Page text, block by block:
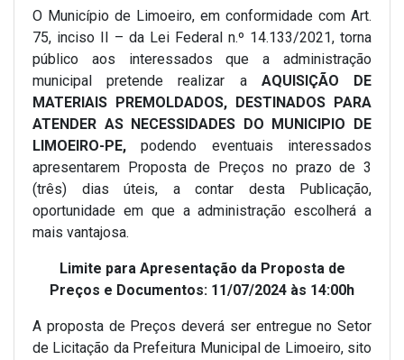
O Município de Limoeiro, em conformidade com Art.
75, inciso II – da Lei Federal n.º 14.133/2021, torna
público aos interessados que a administração
municipal pretende realizar a AQUISIÇÃO DE
MATERIAIS PREMOLDADOS, DESTINADOS PARA
ATENDER AS NECESSIDADES DO MUNICIPIO DE
LIMOEIRO-PE,podendo eventuais interessados
apresentarem Proposta de Preços no prazo de 3
(três) dias úteis, a contar desta Publicação,
oportunidade em que a administração escolherá a
mais vantajosa.
Limite para Apresentação da Proposta de
Preços e Documentos: 11/07/2024 às 14:00h
A proposta de Preços deverá ser entregue no Setor
de Licitação da Prefeitura Municipal de Limoeiro, sito